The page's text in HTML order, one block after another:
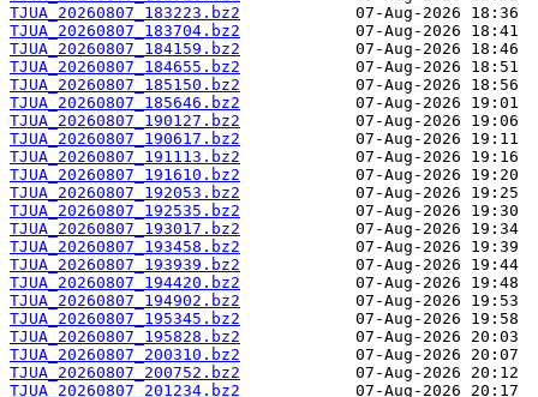
TJUA_20260807_183223.bz2
TJUA_20260807_183704.bz2
TJUA_20260807_184159.bz2
TJUA_20260807_184655.bz2
TJUA_20260807_185150.bz2
TJUA_20260807_185646.bz2
TJUA_20260807_190127.bz2
TJUA_20260807_190617.bz2
TJUA_20260807_191113.bz2
TJUA_20260807_191610.bz2
TJUA_20260807_192053.bz2
TJUA_20260807_192535.bz2
TJUA_20260807_193017.bz2
TJUA_20260807_193458.bz2
TJUA_20260807_193939.bz2
TJUA_20260807_194420.bz2
TJUA_20260807_194902.bz2
TJUA_20260807_195345.bz2
TJUA_20260807_195828.bz2
TJUA_20260807_200310.bz2
TJUA_20260807_200752.bz2
TJUA_20260807_201234.bz2